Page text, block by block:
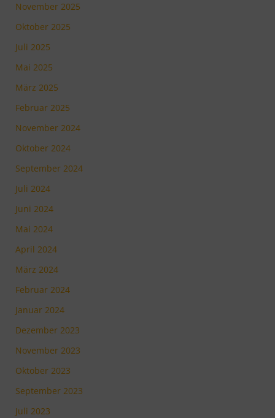
November 2025
Oktober 2025
Juli 2025
Mai 2025
März 2025
Februar 2025
November 2024
Oktober 2024
September 2024
Juli 2024
Juni 2024
Mai 2024
April 2024
März 2024
Februar 2024
Januar 2024
Dezember 2023
November 2023
Oktober 2023
September 2023
Juli 2023